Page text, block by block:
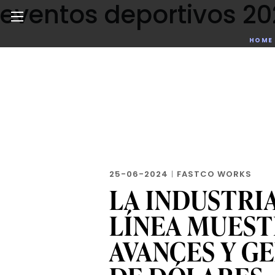
Skip
to
content
Noticias de negocios, innovación, tecnología y HOME
eventos deportivos
25-06-2024 | FASTCO WORKS
LA
LÍNEA
AVANCES Y